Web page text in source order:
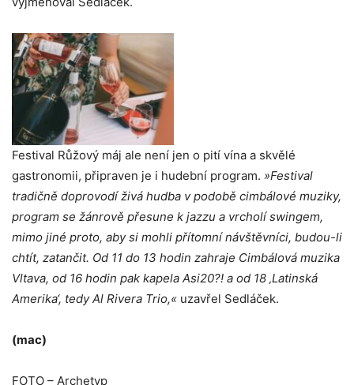
Festival Růžový máj ale není jen o pití vína a skvělé
gastronomii, připraven je i hudební program. »Festival
tradičně doprovodí živá hudba v podobě cimbálové muziky,
program se žánrově přesune k jazzu a vrcholí swingem,
mimo jiné proto, aby si mohli přítomní návštěvníci, budou-li
chtít, zatančit. Od 11 do 13 hodin zahraje Cimbálová muzika
Vltava, od 16 hodin pak kapela Asi20?! a od 18 ‚Latinská
Amerika‘, tedy Al Rivera Trio,« uzavřel Sedláček.
(mac)
FOTO – Archetyp